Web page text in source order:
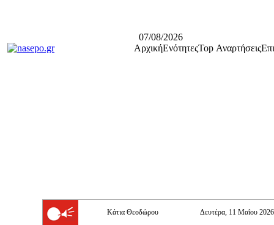
07/08/2026
ΑρχικήΕνότητεςTop Αναρτήσεις
Κάτια Θεοδώρου Δευτέρα, 11 Μαΐου 2026